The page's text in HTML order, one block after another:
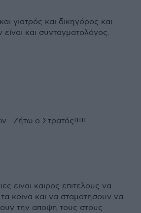
γιατρός και δικηγόρος και
είναι και συνταγματολόγος.
. Ζήτω ο Στρατός!!!!!
ειναι καιρος επιτελους να
κοινα και να σταματησουν να
την αποψη τους στους